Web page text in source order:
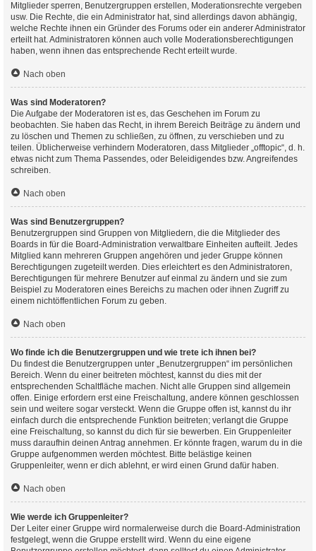
Mitglieder sperren, Benutzergruppen erstellen, Moderationsrechte vergeben
usw. Die Rechte, die ein Administrator hat, sind allerdings davon abhängig,
welche Rechte ihnen ein Gründer des Forums oder ein anderer Administrator
erteilt hat. Administratoren können auch volle Moderationsberechtigungen
haben, wenn ihnen das entsprechende Recht erteilt wurde.
Nach oben
Was sind Moderatoren?
Die Aufgabe der Moderatoren ist es, das Geschehen im Forum zu
beobachten. Sie haben das Recht, in ihrem Bereich Beiträge zu ändern und
zu löschen und Themen zu schließen, zu öffnen, zu verschieben und zu
teilen. Üblicherweise verhindern Moderatoren, dass Mitglieder „offtopic“, d. h.
etwas nicht zum Thema Passendes, oder Beleidigendes bzw. Angreifendes
schreiben.
Nach oben
Was sind Benutzergruppen?
Benutzergruppen sind Gruppen von Mitgliedern, die die Mitglieder des
Boards in für die Board-Administration verwaltbare Einheiten aufteilt. Jedes
Mitglied kann mehreren Gruppen angehören und jeder Gruppe können
Berechtigungen zugeteilt werden. Dies erleichtert es den Administratoren,
Berechtigungen für mehrere Benutzer auf einmal zu ändern und sie zum
Beispiel zu Moderatoren eines Bereichs zu machen oder ihnen Zugriff zu
einem nichtöffentlichen Forum zu geben.
Nach oben
Wo finde ich die Benutzergruppen und wie trete ich ihnen bei?
Du findest die Benutzergruppen unter „Benutzergruppen“ im persönlichen
Bereich. Wenn du einer beitreten möchtest, kannst du dies mit der
entsprechenden Schaltfläche machen. Nicht alle Gruppen sind allgemein
offen. Einige erfordern erst eine Freischaltung, andere können geschlossen
sein und weitere sogar versteckt. Wenn die Gruppe offen ist, kannst du ihr
einfach durch die entsprechende Funktion beitreten; verlangt die Gruppe
eine Freischaltung, so kannst du dich für sie bewerben. Ein Gruppenleiter
muss daraufhin deinen Antrag annehmen. Er könnte fragen, warum du in die
Gruppe aufgenommen werden möchtest. Bitte belästige keinen
Gruppenleiter, wenn er dich ablehnt, er wird einen Grund dafür haben.
Nach oben
Wie werde ich Gruppenleiter?
Der Leiter einer Gruppe wird normalerweise durch die Board-Administration
festgelegt, wenn die Gruppe erstellt wird. Wenn du eine eigene